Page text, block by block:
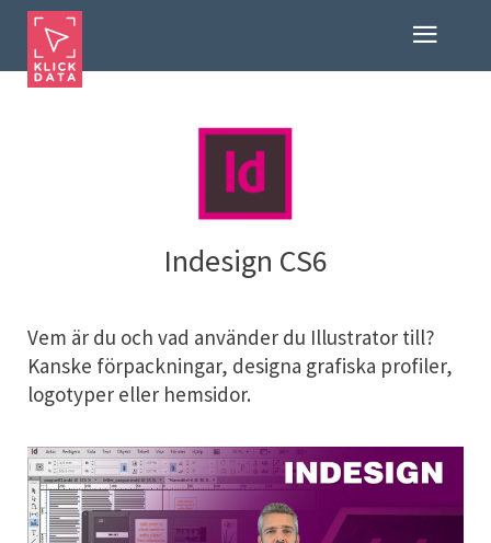
Indesign CS6
Vem är du och vad använder du Illustrator till?
Kanske förpackningar, designa grafiska profiler,
logotyper eller hemsidor.